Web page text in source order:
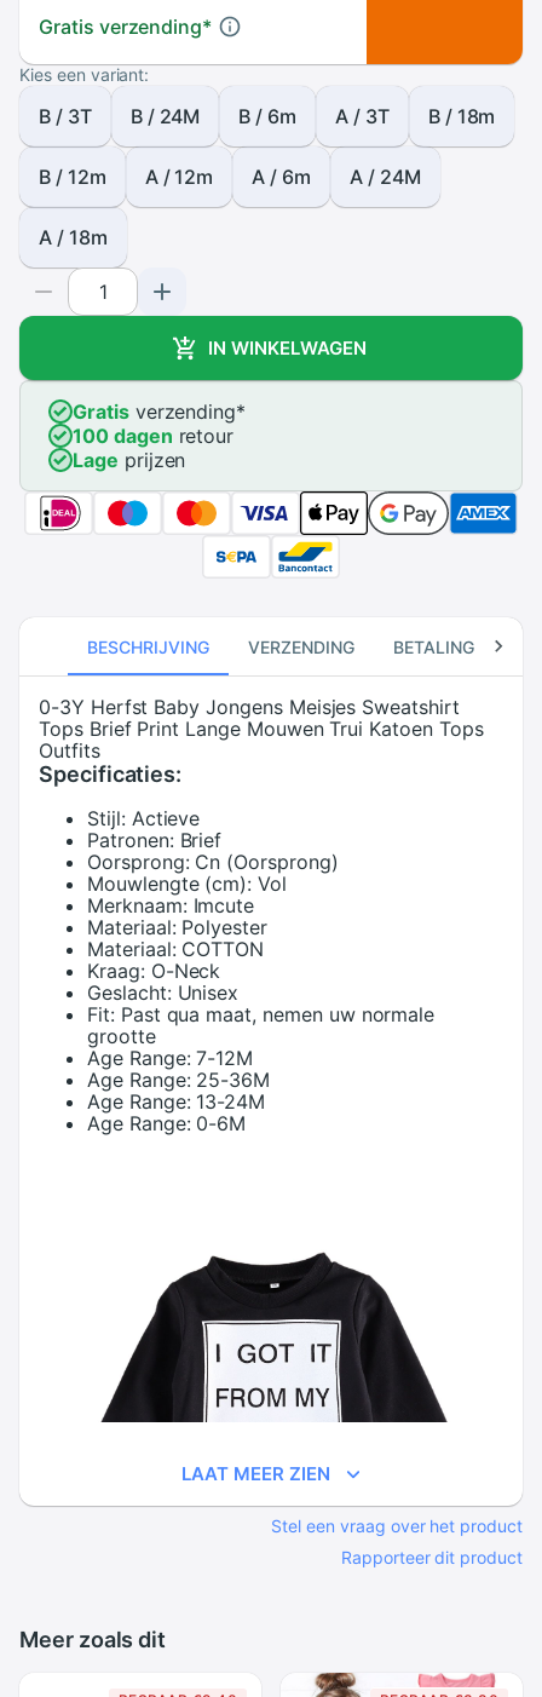
Gratis verzending*
Kies een variant:
B / 3T B / 24M B / 6m A / 3T B / 18m
B / 12m A / 12m A / 6m A / 24M
A / 18m
IN WINKELWAGEN
Gratisverzending*
100 dagen retour
Lage prijzen
BESCHRIJVING VERZENDING BETALING
0-3Y Herfst Baby Jongens Meisjes Sweatshirt
Tops Brief Print Lange Mouwen Trui Katoen Tops
Outfits
Specificaties:
Stijl: Actieve
Patronen: Brief
Oorsprong: Cn (Oorsprong)
Mouwlengte (cm): Vol
Merknaam: Imcute
Materiaal: Polyester
Materiaal: COTTON
Kraag: O-Neck
Geslacht: Unisex
Fit: Past qua maat, nemen uw normale
grootte
Age Range: 7-12M
Age Range: 25-36M
Age Range: 13-24M
Age Range: 0-6M
LAAT MEER ZIEN
Stel een vraag over het product
Rapporteer dit product
Meer zoals dit